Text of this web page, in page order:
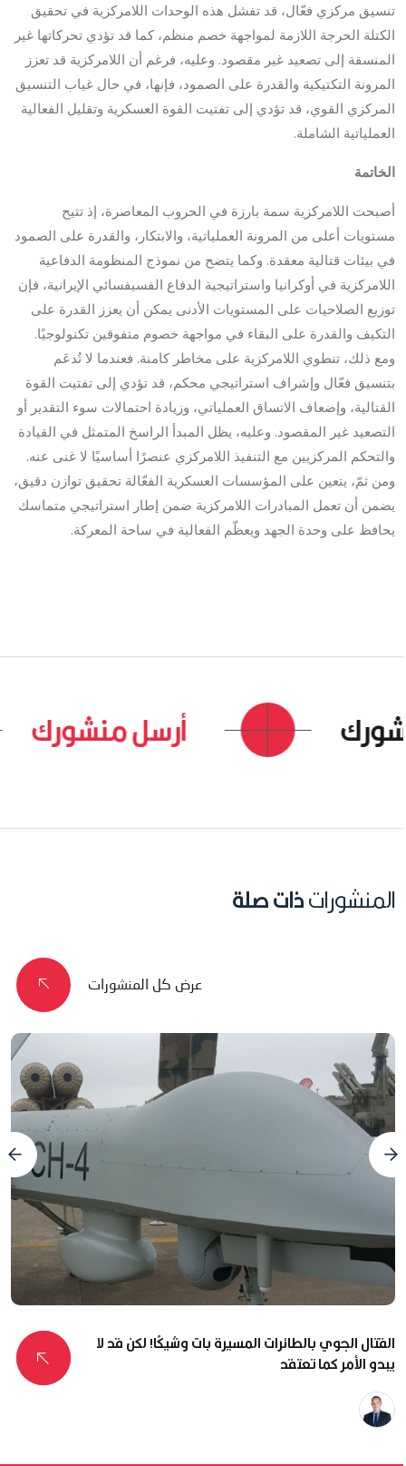
تنسيق مركزي فعّال، قد تفشل هذه الوحدات اللامركزية في تحقيق
الكتلة الحرجة اللازمة لمواجهة خصم منظم، كما قد تؤدي تحركاتها غير
المنسقة إلى تصعيد غير مقصود. وعليه، فرغم أن اللامركزية قد تعزز
المرونة التكتيكية والقدرة على الصمود، فإنها، في حال غياب التنسيق
المركزي القوي، قد تؤدي إلى تفتيت القوة العسكرية وتقليل الفعالية
العملياتية الشاملة.
الخاتمة
أصبحت اللامركزية سمة بارزة في الحروب المعاصرة، إذ تتيح
مستويات أعلى من المرونة العملياتية، والابتكار، والقدرة على الصمود
في بيئات قتالية معقدة. وكما يتضح من نموذج المنظومة الدفاعية
اللامركزية في أوكرانيا واستراتيجية الدفاع الفسيفسائي الإيرانية، فإن
توزيع الصلاحيات على المستويات الأدنى يمكن أن يعزز القدرة على
التكيف والقدرة على البقاء في مواجهة خصوم متفوقين تكنولوجيًا.
ومع ذلك، تنطوي اللامركزية على مخاطر كامنة. فعندما لا تُدعَم
بتنسيق فعّال وإشراف استراتيجي محكم، قد تؤدي إلى تفتيت القوة
القتالية، وإضعاف الاتساق العملياتي، وزيادة احتمالات سوء التقدير أو
التصعيد غير المقصود. وعليه، يظل المبدأ الراسخ المتمثل في القيادة
والتحكم المركزيين مع التنفيذ اللامركزي عنصرًا أساسيًا لا غنى عنه.
ومن ثمّ، يتعين على المؤسسات العسكرية الفعّالة تحقيق توازن دقيق،
يضمن أن تعمل المبادرات اللامركزية ضمن إطار استراتيجي متماسك
يحافظ على وحدة الجهد ويعظّم الفعالية في ساحة المعركة.
أرسل منشورك
ذات صلةالمنشورات
عرض كل المنشورات
القتال الجوي بالطائرات المسيرة بات وشيكًا! لكن قد لا
يبدو الأمر كما تعتقد
د. أولي